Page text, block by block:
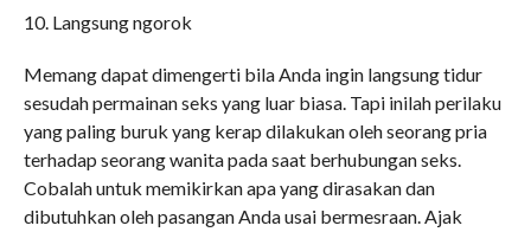
10. Langsung ngorok
Memang dapat dimengerti bila Anda ingin langsung tidur
sesudah permainan seks yang luar biasa. Tapi inilah perilaku
yang paling buruk yang kerap dilakukan oleh seorang pria
terhadap seorang wanita pada saat berhubungan seks.
Cobalah untuk memikirkan apa yang dirasakan dan
dibutuhkan oleh pasangan Anda usai bermesraan. Ajak